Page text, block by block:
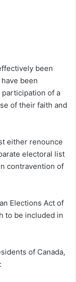
been
been
of a
of their faith and
either renounce
electoral list
contravention of
Elections Act of
to be included in
of Canada,